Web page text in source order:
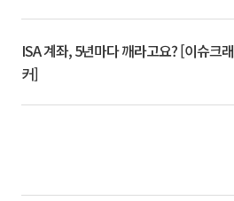
ISA 계좌, 5년마다 깨라고요? [이슈크래
커]